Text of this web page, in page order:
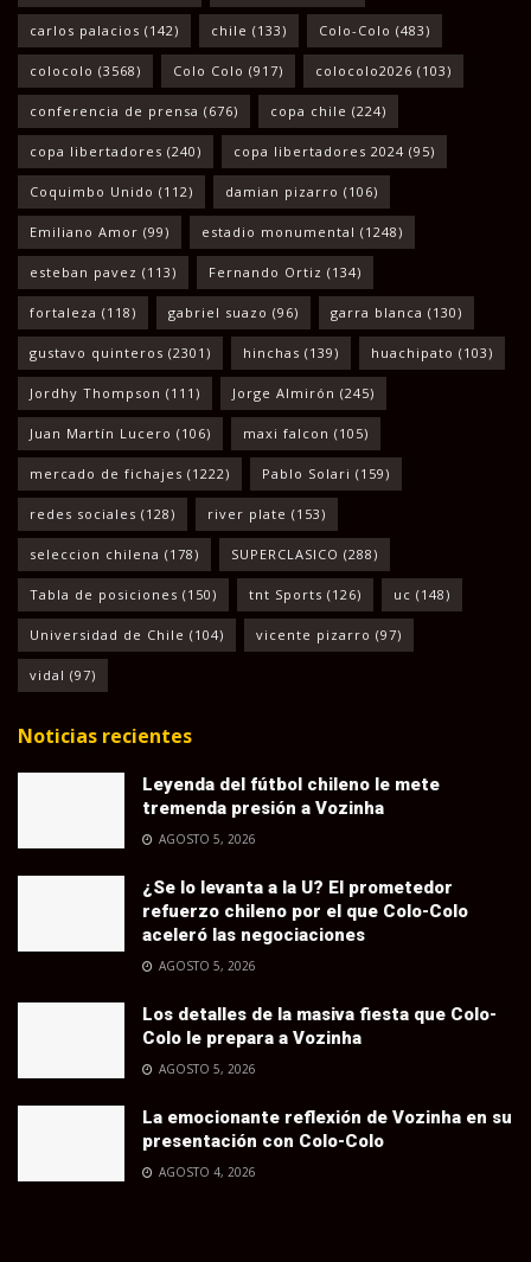
carlos palacios (142) chile (133) Colo-Colo (483)
colocolo (3568) Colo Colo (917) colocolo2026 (103)
conferencia de prensa (676) copa chile (224)
copa libertadores (240) copa libertadores 2024 (95)
Coquimbo Unido (112) damian pizarro (106)
Emiliano Amor (99) estadio monumental (1248)
esteban pavez (113) Fernando Ortiz (134)
fortaleza (118) gabriel suazo (96) garra blanca (130)
gustavo quinteros (2301) hinchas (139) huachipato (103)
Jordhy Thompson (111) Jorge Almirón (245)
Juan Martín Lucero (106) maxi falcon (105)
mercado de fichajes (1222) Pablo Solari (159)
redes sociales (128) river plate (153)
seleccion chilena (178) SUPERCLASICO (288)
Tabla de posiciones (150) tnt Sports (126) uc (148)
Universidad de Chile (104) vicente pizarro (97)
vidal (97)
Noticias recientes
Leyenda del fútbol chileno le mete
tremenda presión a Vozinha
AGOSTO 5, 2026
¿Se lo levanta a la U? El prometedor
refuerzo chileno por el que Colo-Colo
aceleró las negociaciones
AGOSTO 5, 2026
Los detalles de la masiva fiesta que Colo-
Colo le prepara a Vozinha
AGOSTO 5, 2026
La emocionante reflexión de Vozinha en su
presentación con Colo-Colo
AGOSTO 4, 2026